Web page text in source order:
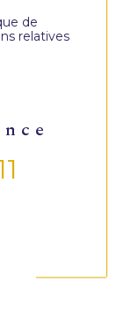
de
relatives